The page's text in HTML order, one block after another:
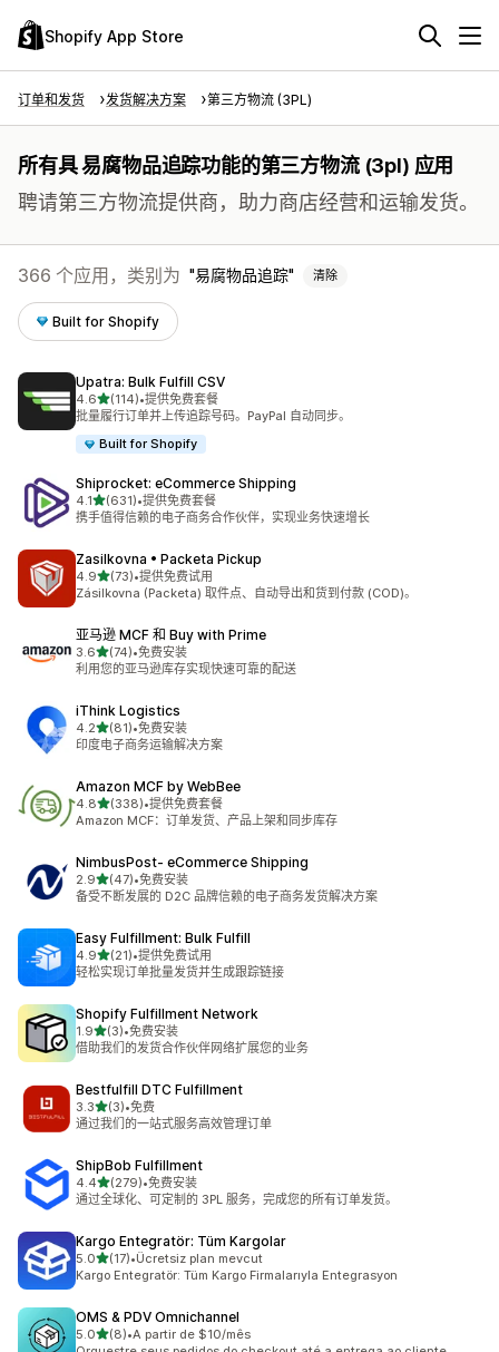
Shopify App Store
订单和发货 发货解决方案 第三方物流 (3PL)
所有具 易腐物品追踪功能的第三方物流 (3pl) 应用
聘请第三方物流提供商，助力商店经营和运输发货。
366 个应用，类别为 易腐物品追踪 清除
Built for Shopify
Upatra: Bulk Fulfill CSV
4.6星（满分 5 星）
(114)
总共 114 条评论
•提供免费套餐
批量履行订单并上传追踪号码。PayPal 自动同步。
Built for Shopify
Shiprocket: eCommerce Shipping
4.1星（满分 5 星）
(631)
总共 631 条评论
•提供免费套餐
携手值得信赖的电子商务合作伙伴，实现业务快速增长
Zasilkovna • Packeta Pickup
4.9星（满分 5 星）
(73)
总共 73 条评论
•提供免费试用
Zásilkovna (Packeta) 取件点、自动导出和货到付款 (COD)。
亚马逊 MCF 和 Buy with Prime
3.6星（满分 5 星）
(74)
总共 74 条评论
•免费安装
利用您的亚马逊库存实现快速可靠的配送
iThink Logistics
4.2星（满分 5 星）
(81)
总共 81 条评论
•免费安装
印度电子商务运输解决方案
Amazon MCF by WebBee
4.8星（满分 5 星）
(338)
总共 338 条评论
•提供免费套餐
Amazon MCF：订单发货、产品上架和同步库存
NimbusPost‑ eCommerce Shipping
2.9星（满分 5 星）
(47)
总共 47 条评论
•免费安装
备受不断发展的 D2C 品牌信赖的电子商务发货解决方案
Easy Fulfillment: Bulk Fulfill
4.9星（满分 5 星）
(21)
总共 21 条评论
•提供免费试用
轻松实现订单批量发货并生成跟踪链接
Shopify Fulfillment Network
1.9星（满分 5 星）
(3)
总共 3 条评论
•免费安装
借助我们的发货合作伙伴网络扩展您的业务
Bestfulfill DTC Fulfillment
3.3星（满分 5 星）
(3)
总共 3 条评论
•免费
通过我们的一站式服务高效管理订单
ShipBob Fulfillment
4.4星（满分 5 星）
(279)
总共 279 条评论
•免费安装
通过全球化、可定制的 3PL 服务，完成您的所有订单发货。
Kargo Entegratör: Tüm Kargolar
5.0星（满分 5 星）
(17)
总共 17 条评论
•Ücretsiz plan mevcut
Kargo Entegratör: Tüm Kargo Firmalarıyla Entegrasyon
OMS & PDV Omnichannel
5.0星（满分 5 星）
(8)
总共 8 条评论
•A partir de $10/mês